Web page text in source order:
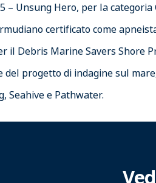
– Unsung Hero, per la categoria
certificato come
il Debris Marine Savers Shore
progetto di indagine sul mare,
Seahive e Pathwater.